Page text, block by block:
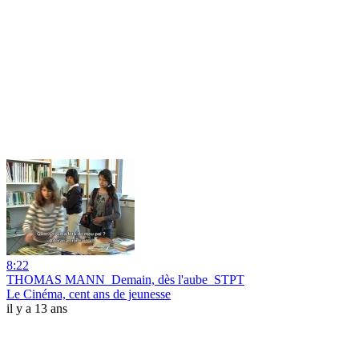
8:22
THOMAS MANN_Demain, dès l'aube_STPT
Le Cinéma, cent ans de jeunesse
il y a 13 ans